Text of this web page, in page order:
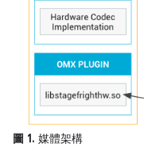
圖 1. 媒體架構